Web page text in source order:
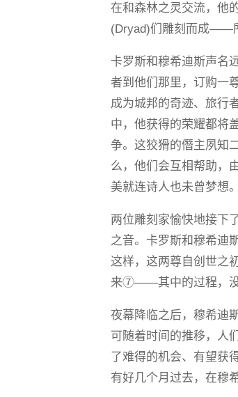
在和森林之灵交流，他
(Dryad)们雕刻而成——
卡罗斯和穆希迪斯声名
者到他们那里，订购一
成为城邦的奇迹、旅行
中，他获得的荣耀都将
争。这狡猾的僭主夙知
么，他们会互相帮助，
美就连诗人也未曾梦想。
两位雕刻家愉快地接下
之音。卡罗斯和穆希迪
这样，这两尊自创世之
来⑦——其中的过程，没
夜幕降临之后，穆希迪
可随着时间的推移，人
了难得的机会、有望获
有好几个月过去，在穆